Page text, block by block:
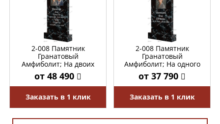
2-008 Памятник
Гранатовый
Амфиболит; На двоих
от 48 490
Заказать в 1 клик
2-008 Памятник
Гранатовый
Амфиболит; На одного
от 37 790
Заказать в 1 клик